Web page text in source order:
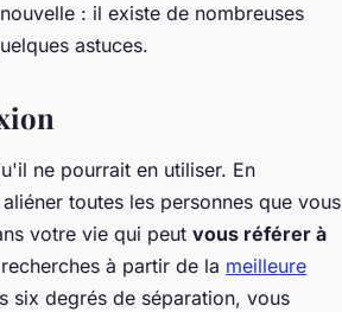
: il existe de nombreuses
astuces.
ne pourrait en utiliser. En
toutes les personnes que vous
votre vie qui peut vous référer à
à partir de la meilleure
six degrés de séparation, vous